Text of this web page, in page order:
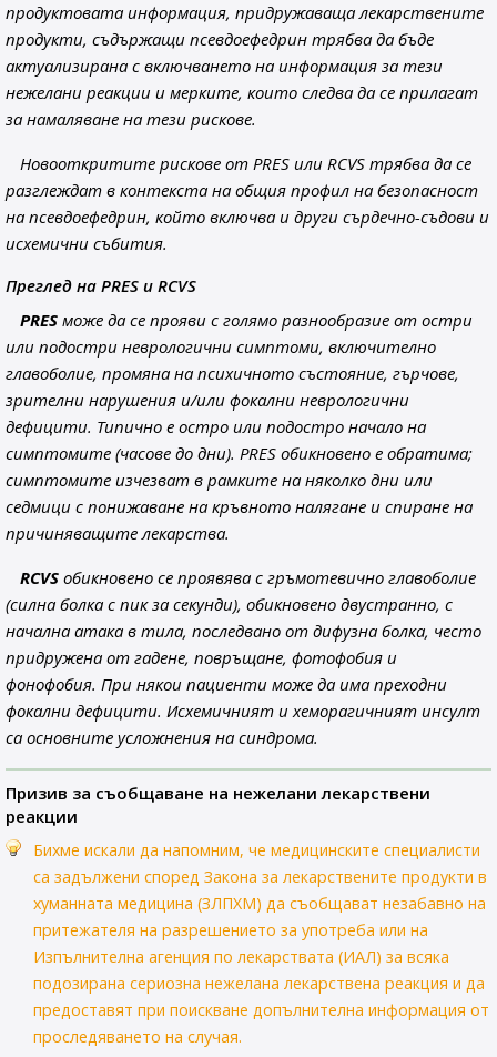
продуктовата информация, придружаваща лекарствените
продукти, съдържащи псевдоефедрин трябва да бъде
актуализирана с включването на информация за тези
нежелани реакции и мерките, които следва да се прилагат
за намаляване на тези рискове.
Новооткритите рискове от PRES или RCVS трябва да се
разглеждат в контекста на общия профил на безопасност
на псевдоефедрин, който включва и други сърдечно-съдови и
исхемични събития.
Преглед на PRES и RCVS
PRES може да се прояви с голямо разнообразие от остри
или подостри неврологични симптоми, включително
главоболие, промяна на психичното състояние, гърчове,
зрителни нарушения и/или фокални неврологични
дефицити. Типично е остро или подостро начало на
симптомите (часове до дни). PRES обикновено е обратимa;
симптомите изчезват в рамките на няколко дни или
седмици с понижаване на кръвното налягане и спиране на
причиняващите лекарства.
RCVS обикновено се проявява с гръмотевично главоболие
(силна болка с пик за секунди), обикновено двустранно, с
начална атака в тила, последвано от дифузна болка, често
придружена от гадене, повръщане, фотофобия и
фонофобия. При някои пациенти може да има преходни
фокални дефицити. Исхемичният и хеморагичният инсулт
са основните усложнения на синдрома.
Призив за съобщаване на нежелани лекарствени
реакции
Бихме искали да напомним, че медицинските специалисти
са задължени според Закона за лекарствените продукти в
хуманната медицина (ЗЛПХМ) да съобщават незабавно на
притежателя на разрешението за употреба или на
Изпълнителна агенция по лекарствата (ИАЛ) за всяка
подозирана сериозна нежелана лекарствена реакция и да
предоставят при поискване допълнителна информация от
проследяването на случая.